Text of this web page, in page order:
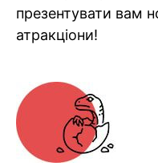
презентувати вам
атракціони!